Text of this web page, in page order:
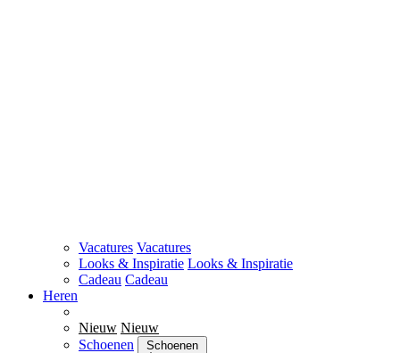
Vacatures Vacatures
Looks & Inspiratie Looks & Inspiratie
Cadeau Cadeau
Heren
Nieuw Nieuw
Schoenen
Schoenen